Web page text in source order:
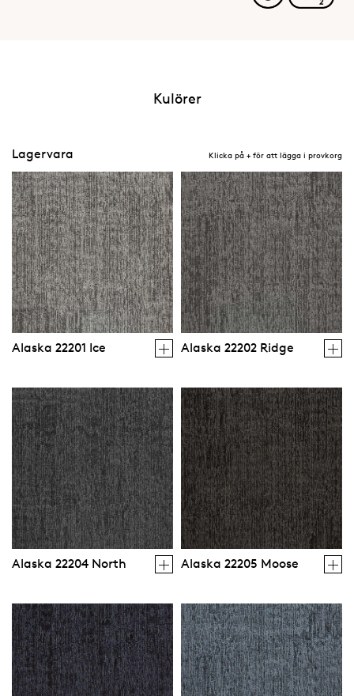
Kulörer
Lagervara Klicka på + för att lägga i provkorg
Alaska 22201 Ice Alaska 22202 Ridge
Alaska 22204 North Alaska 22205 Moose